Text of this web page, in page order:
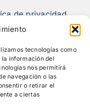
tecnologías como
información del
nos permitirá
navegación o las
o retirar el
a ciertas
de privacidad
legal